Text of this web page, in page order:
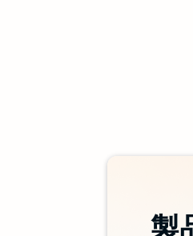
製